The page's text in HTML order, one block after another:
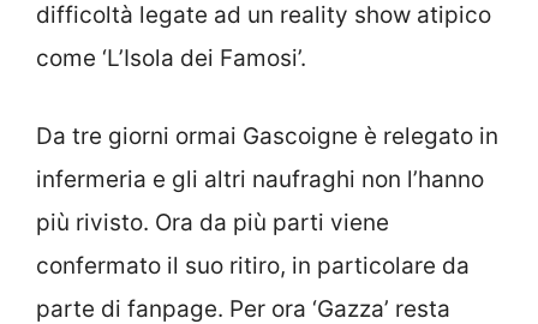
difficoltà legate ad un reality show atipico
come ‘L’Isola dei Famosi’.
Da tre giorni ormai Gascoigne è relegato in
infermeria e gli altri naufraghi non l’hanno
più rivisto. Ora da più parti viene
confermato il suo ritiro, in particolare da
parte di fanpage. Per ora ‘Gazza’ resta